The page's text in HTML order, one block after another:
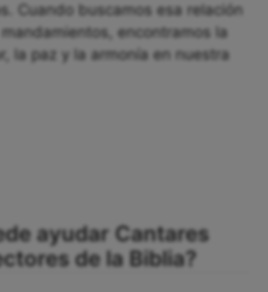
Cuando buscamos esa relación
encontramos la
la paz y la armonía en nuestra
ayudar Cantares
de la Biblia?